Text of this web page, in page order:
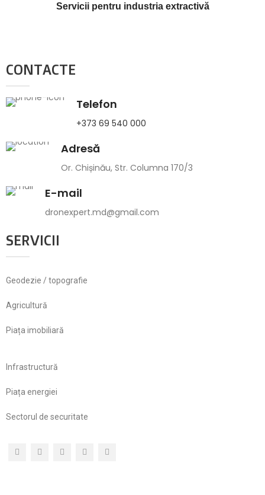
Servicii pentru industria extractivă
CONTACTE
Telefon
+373 69 540 000
Adresă
Or. Chișinău, Str. Columna 170/3
E-mail
dronexpert.md@gmail.com
SERVICII
Geodezie / topografie
Agricultură
Piața imobiliară
Infrastructură
Piața energiei
Sectorul de securitate